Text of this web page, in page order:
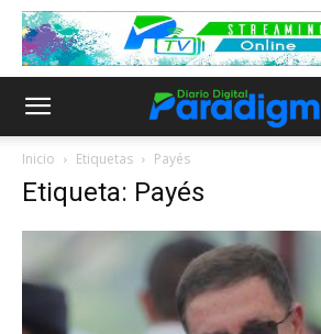
Inicio Etiquetas Payés
Etiqueta: Payés